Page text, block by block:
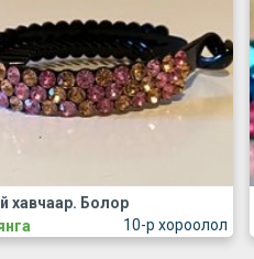
10-р хороолол
хавчаар. Болор